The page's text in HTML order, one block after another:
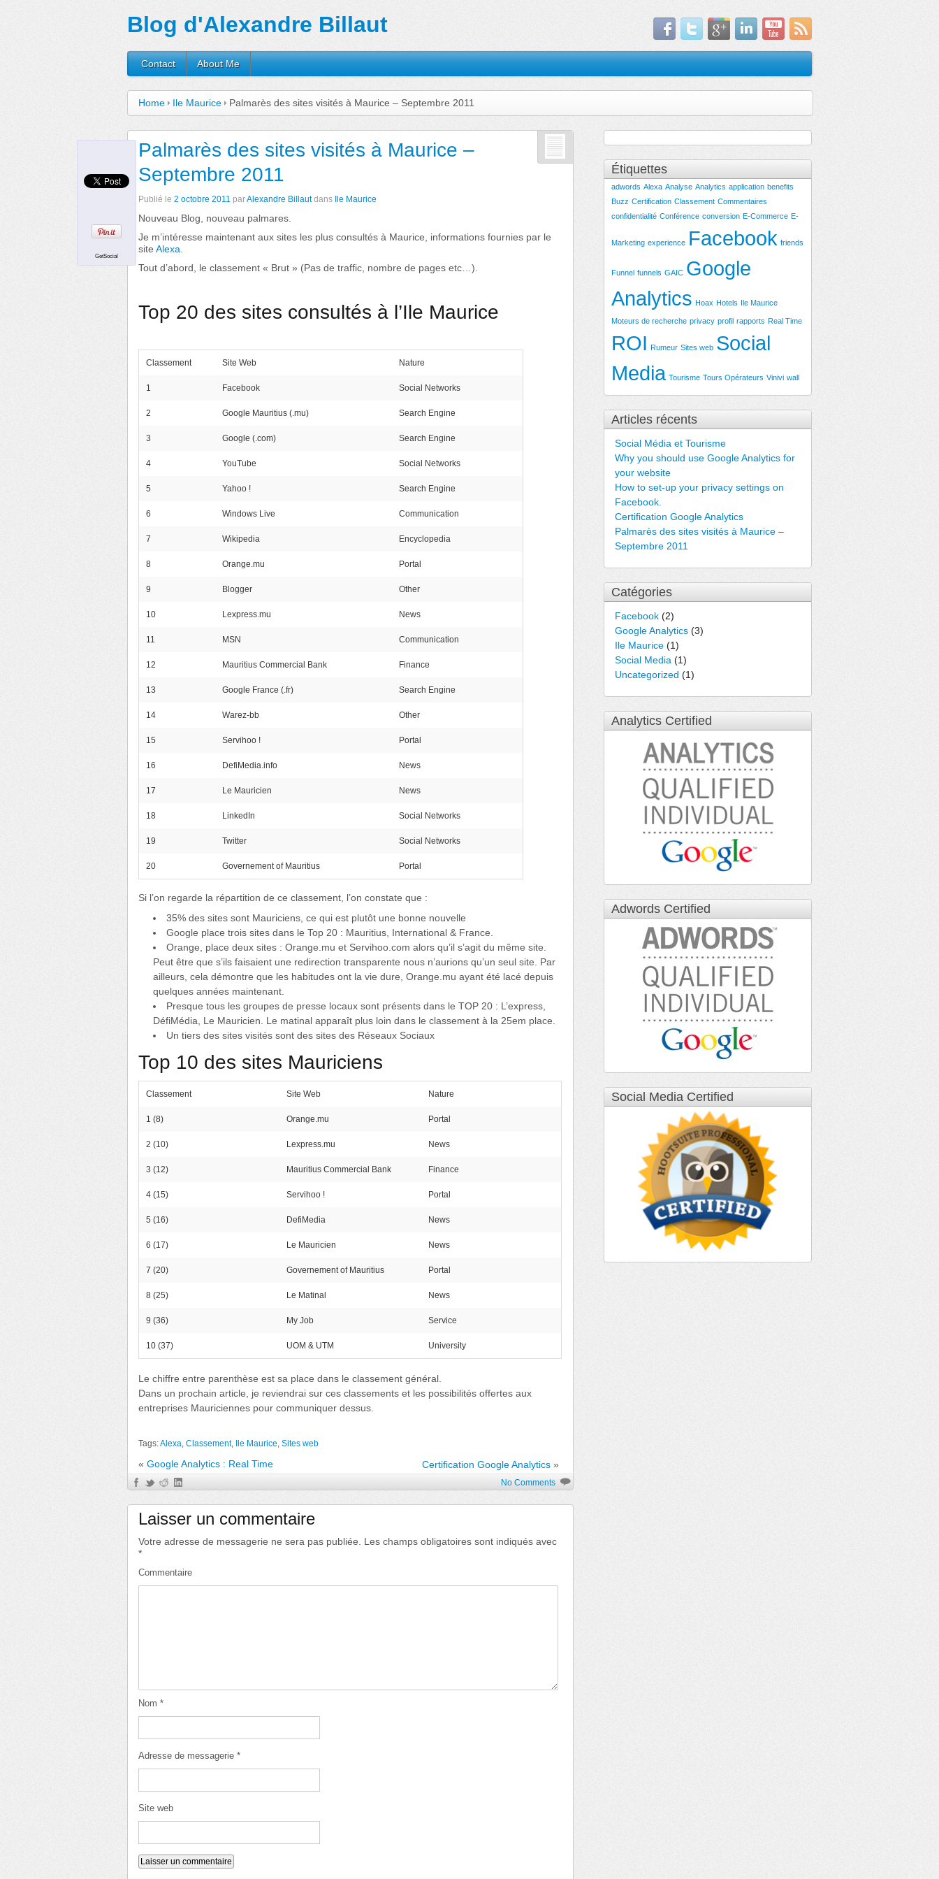
Blog d'Alexandre Billaut
Contact About Me
Home Ile Maurice Palmarès des sites visités à Maurice – Septembre 2011
Palmarès des sites visités à Maurice –
Septembre 2011
Publié le 2 octobre 2011 parAlexandre Billautdans Ile Maurice
Nouveau Blog, nouveau palmares.
Je m’intéresse maintenant aux sites les plus consultés à Maurice, informations fournies par le
site Alexa
Tout d’abord, le classement « Brut » (Pas de traffic, nombre de pages etc…).
Top 20 des sites consultés à l’Ile Maurice
Classement Site Web Nature
1 Facebook Social Networks
2 Google Mauritius (.mu) Search Engine
3 Google (.com) Search Engine
4 YouTube Social Networks
5 Yahoo ! Search Engine
6 Windows Live Communication
7 Wikipedia Encyclopedia
8 Orange.mu Portal
9 Blogger Other
10 Lexpress.mu News
11 MSN Communication
12 Mauritius Commercial Bank Finance
13 Google France (.fr) Search Engine
14 Warez-bb Other
15 Servihoo ! Portal
16 DefiMedia.info News
17 Le Mauricien News
18 LinkedIn Social Networks
19 Twitter Social Networks
20 Governement of Mauritius Portal
Si l’on regarde la répartition de ce classement, l’on constate que :
35% des sites sont Mauriciens, ce qui est plutôt une bonne nouvelle
Google place trois sites dans le Top 20 : Mauritius, International & France.
Orange, place deux sites : Orange.mu et Servihoo.com alors qu’il s’agit du même site.
Peut être que s’ils faisaient une redirection transparente nous n’aurions qu’un seul site. Par
ailleurs, cela démontre que les habitudes ont la vie dure, Orange.mu ayant été lacé depuis
quelques années maintenant.
Presque tous les groupes de presse locaux sont présents dans le TOP 20 : L’express,
DéfiMédia, Le Mauricien. Le matinal apparaît plus loin dans le classement à la 25em place.
Un tiers des sites visités sont des sites des Réseaux Sociaux
Top 10 des sites Mauriciens
Classement Site Web Nature
1 (8) Orange.mu Portal
2 (10) Lexpress.mu News
3 (12) Mauritius Commercial Bank Finance
4 (15) Servihoo ! Portal
5 (16) DefiMedia News
6 (17) Le Mauricien News
7 (20) Governement of Mauritius Portal
8 (25) Le Matinal News
9 (36) My Job Service
10 (37) UOM & UTM University
Le chiffre entre parenthèse est sa place dans le classement général.
Dans un prochain article, je reviendrai sur ces classements et les possibilités offertes aux
entreprises Mauriciennes pour communiquer dessus.
Tags:Alexa, Classement, Ile Maurice, Sites web
« Google Analytics : Real Time Certification Google Analytics»
No Comments
Laisser un commentaire
Votre adresse de messagerie ne sera pas publiée.
Les champs obligatoires sont indiqués avec
*
Commentaire
Nom *
Adresse de messagerie *
Site web
Étiquettes
adwords Alexa Analyse Analytics application benefits
Buzz Certification Classement Commentaires
confidentialité Conférence conversion E-Commerce E-
Marketing experience Facebook friends
Funnel funnels GAIC Google
Analytics Hoax Hotels Ile Maurice
Moteurs de recherche privacy profil rapports Real Time
ROI Rumeur Sites web Social
Media Tourisme Tours Opérateurs Vinivi wall
Articles récents
Social Média et Tourisme
Why you should use Google Analytics for
your website
How to set-up your privacy settings on
Facebook.
Certification Google Analytics
Palmarès des sites visités à Maurice –
Septembre 2011
Catégories
Facebook (2)
Google Analytics (3)
Ile Maurice (1)
Social Media (1)
Uncategorized (1)
Analytics Certified
Adwords Certified
Social Media Certified
GetSocial